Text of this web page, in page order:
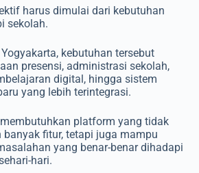
harus dimulai dari kebutuhan
sekolah.
kebutuhan tersebut
presensi, administrasi sekolah,
digital, hingga sistem
yang lebih terintegrasi.
platform yang tidak
banyak fitur, tetapi juga mampu
yang benar-benar dihadapi
hari.